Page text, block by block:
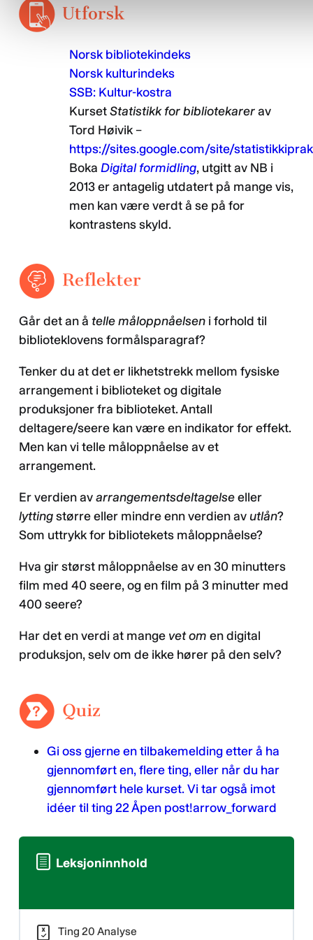
Norsk bibliotekindeks
Norsk kulturindeks
SSB: Kultur-kostra
KursetStatistikk for bibliotekarerav
Tord Høivik –
https://sites.google.com/site/
Boka Digital formidling, utgitt av NB i
2013 er antagelig utdatert på mange vis,
men kan være verdt å se på for
kontrastens skyld.
Går det an å tellemåloppnåelsen i forhold til
biblioteklovens formålsparagraf?
Tenker du at det er likhetstrekk mellom fysiske
arrangement i biblioteket og digitale
produksjoner fra biblioteket. Antall
deltagere/seere kan være en indikator for effekt.
Men kan vi telle måloppnåelse av et
arrangement.
Er verdien avarrangementsdeltagelseeller
lyttingstørre eller mindre enn verdien av utlån?
Som uttrykk for bibliotekets måloppnåelse?
Hva gir størst måloppnåelse av en 30 minutters
film med 40 seere, og en film på 3 minutter med
400 seere?
Har det en verdi at mange vet om en digital
produksjon, selv om de ikke hører på den selv?
Gi oss gjerne en tilbakemelding etter å ha
gjennomført en, flere ting, eller når du har
gjennomført hele kurset. Vi tar også imot
idéer til ting 22 Åpen post!arrow_forward
Leksjoninnhold
Ting 20 Analyse